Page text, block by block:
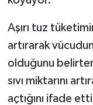
Aşırı tuz
artırarak
olduğunu
sıvı miktarını
açtığını ifade